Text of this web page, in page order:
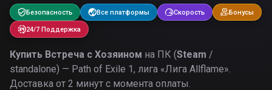
Безопасность Все платформы Скорость Бонусы
24/7 Поддержка
Купить Встреча с Хозяином на ПК (Steam /
standalone) — Path of Exile 1, лига «Лига Allflame».
Доставка от 2 минут с момента оплаты.